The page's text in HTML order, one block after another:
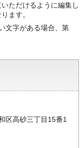
ただけるように編集し
ます。
文字がある場合、第
区高砂三丁目15番1